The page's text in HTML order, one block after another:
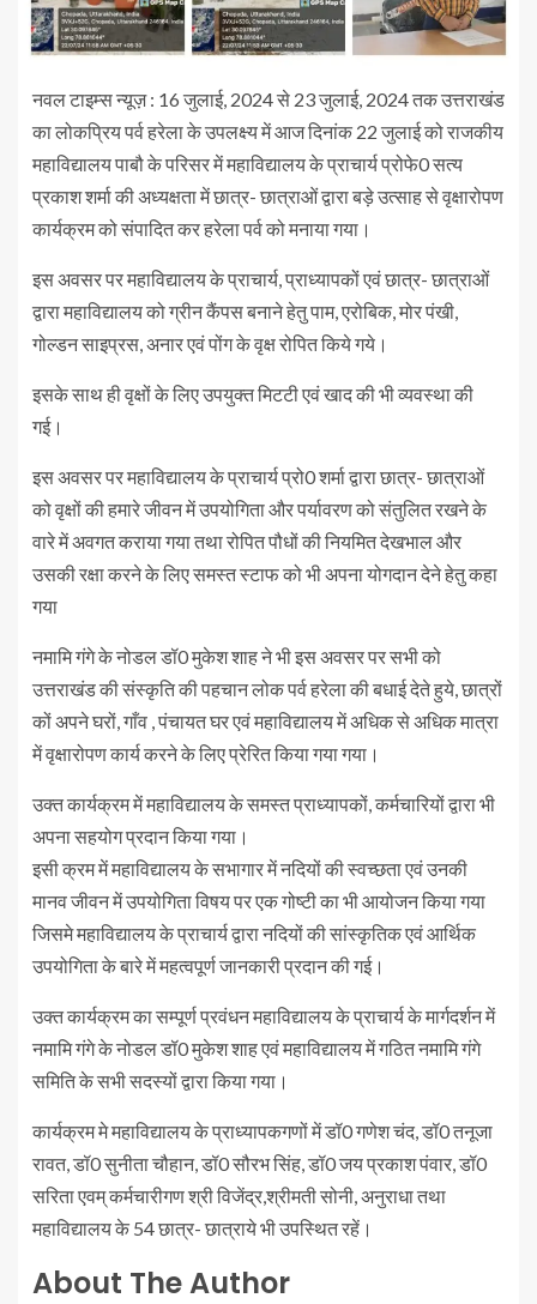
नवल टाइम्स न्यूज़ : 16 जुलाई, 2024 से 23 जुलाई, 2024 तक उत्तराखंड
का लोकप्रिय पर्व हरेला के उपलक्ष्य में आज दिनांक 22 जुलाई को राजकीय
महाविद्यालय पाबौ के परिसर में महाविद्यालय के प्राचार्य प्रोफे0 सत्य
प्रकाश शर्मा की अध्यक्षता में छात्र- छात्राओं द्वारा बड़े उत्साह से वृक्षारोपण
कार्यक्रम को संपादित कर हरेला पर्व को मनाया गया।
इस अवसर पर महाविद्यालय के प्राचार्य, प्राध्यापकों एवं छात्र- छात्राओं
द्वारा महाविद्यालय को ग्रीन कैंपस बनाने हेतु पाम, एरोबिक, मोर पंखी,
गोल्डन साइप्रस, अनार एवं पोंग के वृक्ष रोपित किये गये।
इसके साथ ही वृक्षों के लिए उपयुक्त मिटटी एवं खाद की भी व्यवस्था की
गई।
इस अवसर पर महाविद्यालय के प्राचार्य प्रो0 शर्मा द्वारा छात्र- छात्राओं
को वृक्षों की हमारे जीवन में उपयोगिता और पर्यावरण को संतुलित रखने के
वारे में अवगत कराया गया तथा रोपित पौधों की नियमित देखभाल और
उसकी रक्षा करने के लिए समस्त स्टाफ को भी अपना योगदान देने हेतु कहा
गया
नमामि गंगे के नोडल डॉ0 मुकेश शाह ने भी इस अवसर पर सभी को
उत्तराखंड की संस्कृति की पहचान लोक पर्व हरेला की बधाई देते हुये, छात्रों
कों अपने घरों, गाँव , पंचायत घर एवं महाविद्यालय में अधिक से अधिक मात्रा
में वृक्षारोपण कार्य करने के लिए प्रेरित किया गया गया।
उक्त कार्यक्रम में महाविद्यालय के समस्त प्राध्यापकों, कर्मचारियों द्वारा भी
अपना सहयोग प्रदान किया गया।
इसी क्रम में महाविद्यालय के सभागार में नदियों की स्वच्छता एवं उनकी
मानव जीवन में उपयोगिता विषय पर एक गोष्टी का भी आयोजन किया गया
जिसमे महाविद्यालय के प्राचार्य द्वारा नदियों की सांस्कृतिक एवं आर्थिक
उपयोगिता के बारे में महत्वपूर्ण जानकारी प्रदान की गई।
उक्त कार्यक्रम का सम्पूर्ण प्रवंधन महाविद्यालय के प्राचार्य के मार्गदर्शन में
नमामि गंगे के नोडल डॉ0 मुकेश शाह एवं महाविद्यालय में गठित नमामि गंगे
समिति के सभी सदस्यों द्वारा किया गया।
कार्यक्रम मे महाविद्यालय के प्राध्यापकगणों में डॉ0 गणेश चंद, डॉ0 तनूजा
रावत, डॉ0 सुनीता चौहान, डॉ0 सौरभ सिंह, डॉ0 जय प्रकाश पंवार, डॉ0
सरिता एवम् कर्मचारीगण श्री विजेंद्र,श्रीमती सोनी, अनुराधा तथा
महाविद्यालय के 54 छात्र- छात्राये भी उपस्थित रहें।
About The Author